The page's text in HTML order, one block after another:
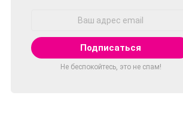
Не беспокойтесь, это не спам!